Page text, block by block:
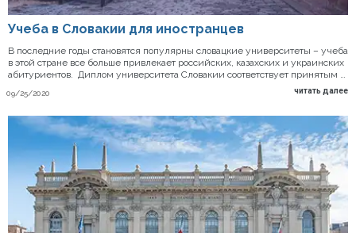
Учеба в Словакии для иностранцев
09/25/2020
В последние годы становятся популярны словацкие университеты – учеба
в этой стране все больше привлекает российских, казахских и украинских
абитуриентов. Диплом университета Словакии соответствует принятым …
читать далее